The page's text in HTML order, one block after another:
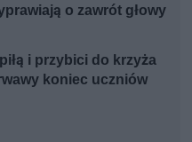
o zawrót głowy
i przybici do krzyża
koniec uczniów